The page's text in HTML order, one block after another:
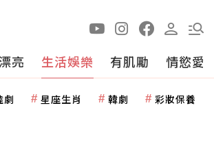
亮 生活娛樂 有肌勵 情慾愛
劇 星座生肖 韓劇 彩妝保養